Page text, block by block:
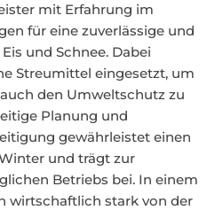
mit Erfahrung im
für eine zuverlässige und
und Schnee. Dabei
Streumittel eingesetzt, um
den Umweltschutz zu
Planung und
gewährleistet einen
und trägt zur
Betriebs bei. In einem
wirtschaftlich stark von der